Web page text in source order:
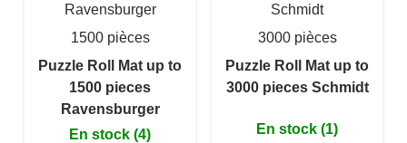
Ravensburger
1500 pièces
Puzzle Roll Mat up to
1500 pieces
Ravensburger
En stock (4)
Schmidt
3000 pièces
Puzzle Roll Mat up to
3000 pieces Schmidt
En stock (1)